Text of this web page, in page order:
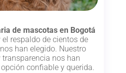
de mascotas en Bogotá
respaldo de cientos de
han elegido. Nuestro
nos han
confiable y querida.